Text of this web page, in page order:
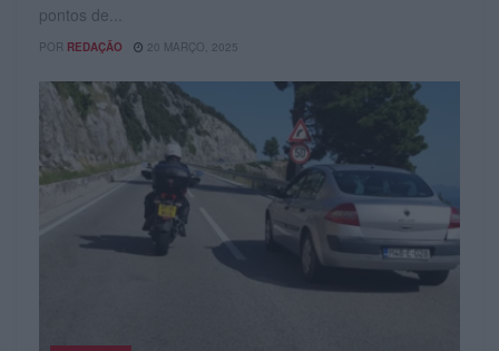
pontos de...
POR REDAÇÃO 20 MARÇO, 2025